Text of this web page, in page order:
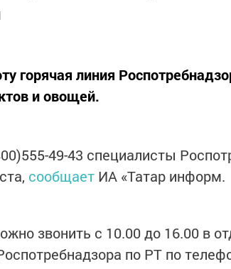
горячая линия
и овощей.
49-43 специалисты
сообщает ИА «Татар информ.
звонить с 10.00 до 16.00 в
по РТ по